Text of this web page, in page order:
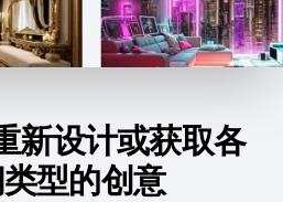
新设计或获取各
型的创意